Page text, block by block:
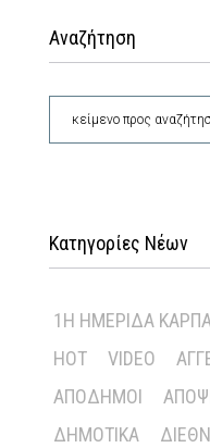
Αναζήτηση
Κατηγορίες Νέων
1Η ΗΜΕΡΊΔΑ
HOT
VIDEO
ΑΠΌΔΗΜΟΙ
ΔΗΜΟΤΙΚΆ